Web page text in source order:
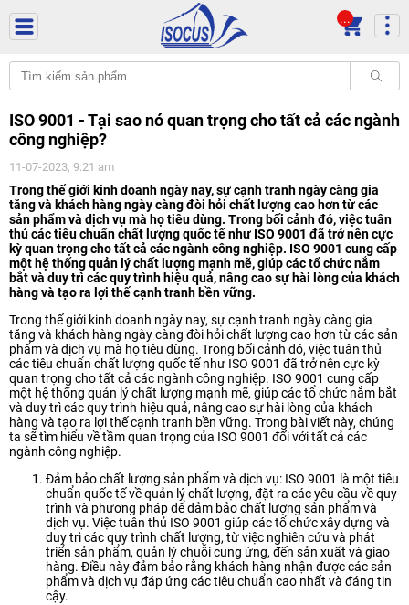
...
ISO 9001 - Tại sao nó quan trọng cho tất cả các ngành
công nghiệp?
11-07-2023, 9:21 am
Trong thế giới kinh doanh ngày nay, sự cạnh tranh ngày càng gia
tăng và khách hàng ngày càng đòi hỏi chất lượng cao hơn từ các
sản phẩm và dịch vụ mà họ tiêu dùng. Trong bối cảnh đó, việc tuân
thủ các tiêu chuẩn chất lượng quốc tế như ISO 9001 đã trở nên cực
kỳ quan trọng cho tất cả các ngành công nghiệp. ISO 9001 cung cấp
một hệ thống quản lý chất lượng mạnh mẽ, giúp các tổ chức nắm
bắt và duy trì các quy trình hiệu quả, nâng cao sự hài lòng của khách
hàng và tạo ra lợi thế cạnh tranh bền vững.
Trong thế giới kinh doanh ngày nay, sự cạnh tranh ngày càng gia
tăng và khách hàng ngày càng đòi hỏi chất lượng cao hơn từ các sản
phẩm và dịch vụ mà họ tiêu dùng. Trong bối cảnh đó, việc tuân thủ
các tiêu chuẩn chất lượng quốc tế như ISO 9001 đã trở nên cực kỳ
quan trọng cho tất cả các ngành công nghiệp. ISO 9001 cung cấp
một hệ thống quản lý chất lượng mạnh mẽ, giúp các tổ chức nắm bắt
và duy trì các quy trình hiệu quả, nâng cao sự hài lòng của khách
hàng và tạo ra lợi thế cạnh tranh bền vững. Trong bài viết này, chúng
ta sẽ tìm hiểu về tầm quan trọng của ISO 9001 đối với tất cả các
ngành công nghiệp.
Đảm bảo chất lượng sản phẩm và dịch vụ: ISO 9001 là một tiêu
chuẩn quốc tế về quản lý chất lượng, đặt ra các yêu cầu về quy
trình và phương pháp để đảm bảo chất lượng sản phẩm và
dịch vụ. Việc tuân thủ ISO 9001 giúp các tổ chức xây dựng và
duy trì các quy trình chất lượng, từ việc nghiên cứu và phát
triển sản phẩm, quản lý chuỗi cung ứng, đến sản xuất và giao
hàng. Điều này đảm bảo rằng khách hàng nhận được các sản
phẩm và dịch vụ đáp ứng các tiêu chuẩn cao nhất và đáng tin
cậy.